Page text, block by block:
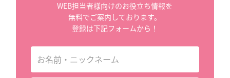
WEB担当者様向けのお役立ち情報を
無料でご案内しております。
登録は下記フォームから！